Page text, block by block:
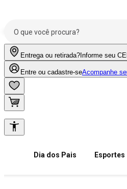
Entrega ou retirada? Informe seu
Entre ou cadastre-seAcompanhe
Dia dos Pais Esportes